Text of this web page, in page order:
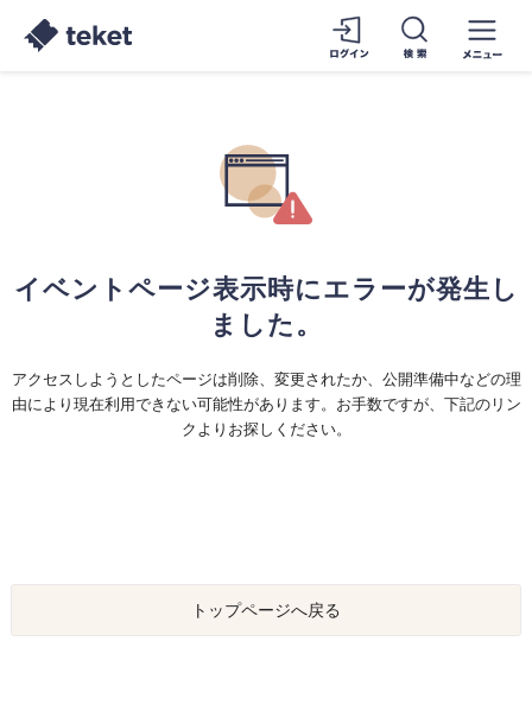
イベントページ表示時にエラーが発生し
ました。
アクセスしようとしたページは削除、変更されたか、公開準備中などの理
由により現在利用できない可能性があります。お手数ですが、下記のリン
クよりお探しください。
トップページへ戻る